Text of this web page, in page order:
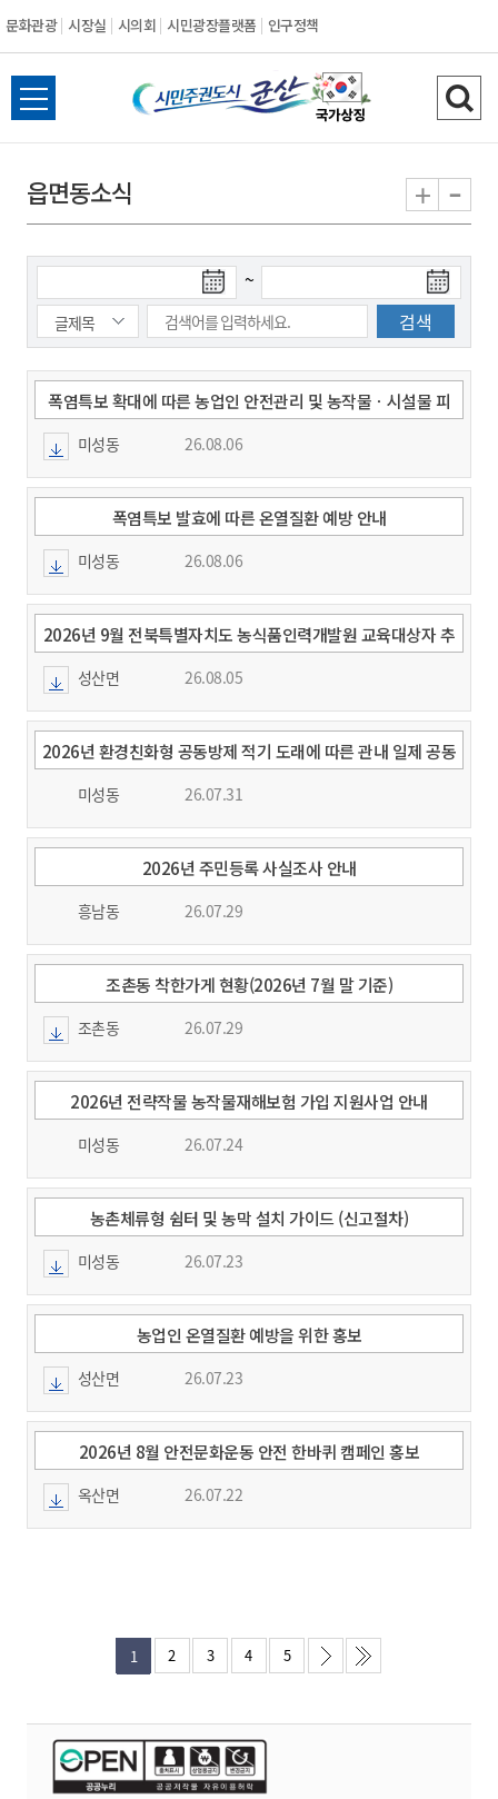
문화관광 시장실 시의회 시민광장플랫폼 인구정책
시
민
권
도
시
군
산
전
체
뉴
열
검
색
기
읍면동소식 + -
색
시
일
~
색
종
일
폭염특보 확대에 따른 농업인 안전관리 및 농작물ㆍ시설물 피
해 예방 안내
미성동 26.08.06
폭염특보 발효에 따른 온열질환 예방 안내
미성동 26.08.06
2026년 9월 전북특별자치도 농식품인력개발원 교육대상자 추
천 요청
성산면 26.08.05
2026년 환경친화형 공동방제 적기 도래에 따른 관내 일제 공동
방제 실시 알림
미성동 26.07.31
2026년 주민등록 사실조사 안내
흥남동 26.07.29
조촌동 착한가게 현황(2026년 7월 말 기준)
조촌동 26.07.29
2026년 전략작물 농작물재해보험 가입 지원사업 안내
미성동 26.07.24
농촌체류형 쉼터 및 농막 설치 가이드 (신고절차)
미성동 26.07.23
농업인 온열질환 예방을 위한 홍보
성산면 26.07.23
2026년 8월 안전문화운동 안전 한바퀴 캠페인 홍보
옥산면 26.07.22
1 2 3 4 5